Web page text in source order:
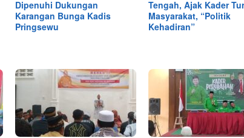
Dipenuhi Dukungan
Karangan Bunga Kadis
Pringsewu
Tengah, Ajak Kader
Masyarakat, “Politik
Kehadiran”